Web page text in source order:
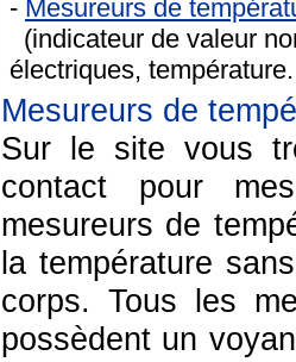
- Mesureurs de
(indicateur de valeur
électriques,
Mesureurs de
Sur le site vous
contact pour
mesureurs de
la température
corps.Tous les
possèdent un